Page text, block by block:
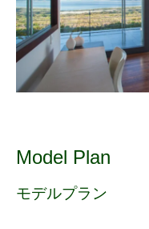
Model Plan
モデルプラン